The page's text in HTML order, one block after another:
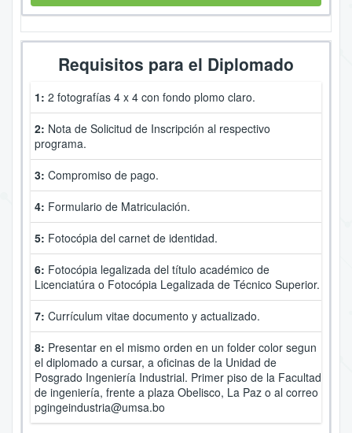
Requisitos para el Diplomado
1: 2 fotografías 4 x 4 con fondo plomo claro.
2: Nota de Solicitud de Inscripción al respectivo
programa.
3: Compromiso de pago.
4: Formulario de Matriculación.
5: Fotocópia del carnet de identidad.
6: Fotocópia legalizada del título académico de
Licenciatúra o Fotocópia Legalizada de Técnico Superior.
7: Currículum vitae documento y actualizado.
8: Presentar en el mismo orden en un folder color segun
el diplomado a cursar, a oficinas de la Unidad de
Posgrado Ingeniería Industrial. Primer piso de la Facultad
de ingeniería, frente a plaza Obelisco, La Paz o al correo
pgingeindustria@umsa.bo